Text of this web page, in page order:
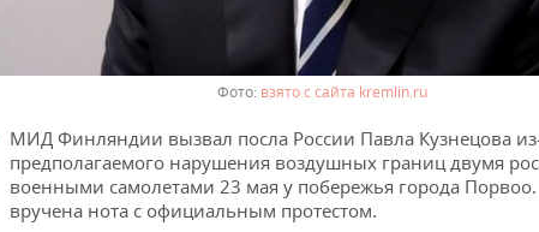
взято с сайта kremlin.ru
МИД Финляндии вызвал посла России Павла Кузнецова
предполагаемого нарушения воздушных границ двумя
военными самолетами 23 мая у побережья города Порвоо.
вручена нота с официальным протестом.